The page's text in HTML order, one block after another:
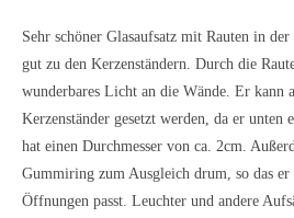
Sehr schöner Glasaufsatz mit Rauten in
gut zu den Kerzenständern. Durch die
wunderbares Licht an die Wände. Er kann
Kerzenständer gesetzt werden, da er unten
hat einen Durchmesser von ca. 2cm.
Gummiring zum Ausgleich drum, so das er
Öffnungen passt. Leuchter und andere